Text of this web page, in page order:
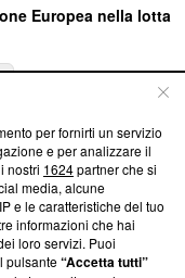
Europea nella lotta
su Blasting
ci impegniamo a
aderenza a
News non è
di farne
una verifica di
per fornirti un servizio
e per analizzare il
nostri 1624partner che si
media, alcune
e le caratteristiche del tuo
informazioni che hai
loro servizi. Puoi
pulsante“Accetta tutti”